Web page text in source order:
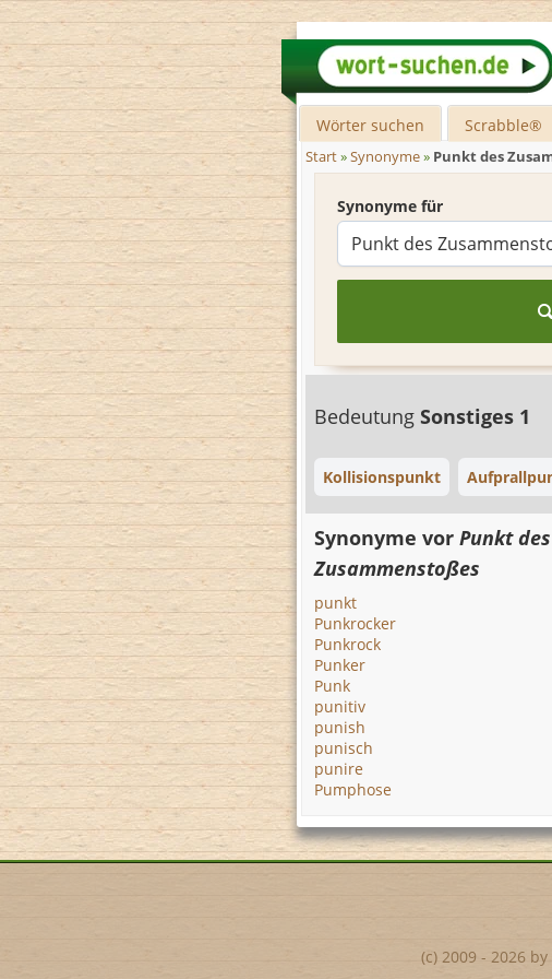
Wörter suchen Scrabble®
Start»Synonyme» Punkt des
Synonyme für
Bedeutung Sonstiges 1
Kollisionspunkt
Synonyme vor Punkt des
Zusammenstoßes
punkt
Punkrocker
Punkrock
Punker
Punk
punitiv
punish
punisch
punire
Pumphose
(c) 2009 - 2026 by